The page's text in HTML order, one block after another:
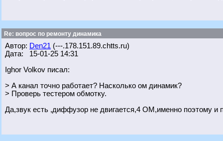
Re: вопрос по ремонту динамика
Автор: Den21 (---.178.151.89.chtts.ru)
Дата: 15-01-25 14:31
Ighor Volkov писал:
> А канал точно работает? Насколько ом динамик?
> Проверь тестером обмотку.
Да,звук есть ,диффузор не двигается,4 ОМ,именно поэтому и